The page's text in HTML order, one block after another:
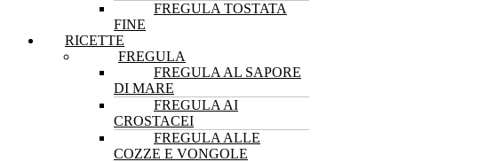
FREGULA TOSTATA
FINE
RICETTE
FREGULA
FREGULA AL SAPORE
DI MARE
FREGULA AI
CROSTACEI
FREGULA ALLE
COZZE E VONGOLE